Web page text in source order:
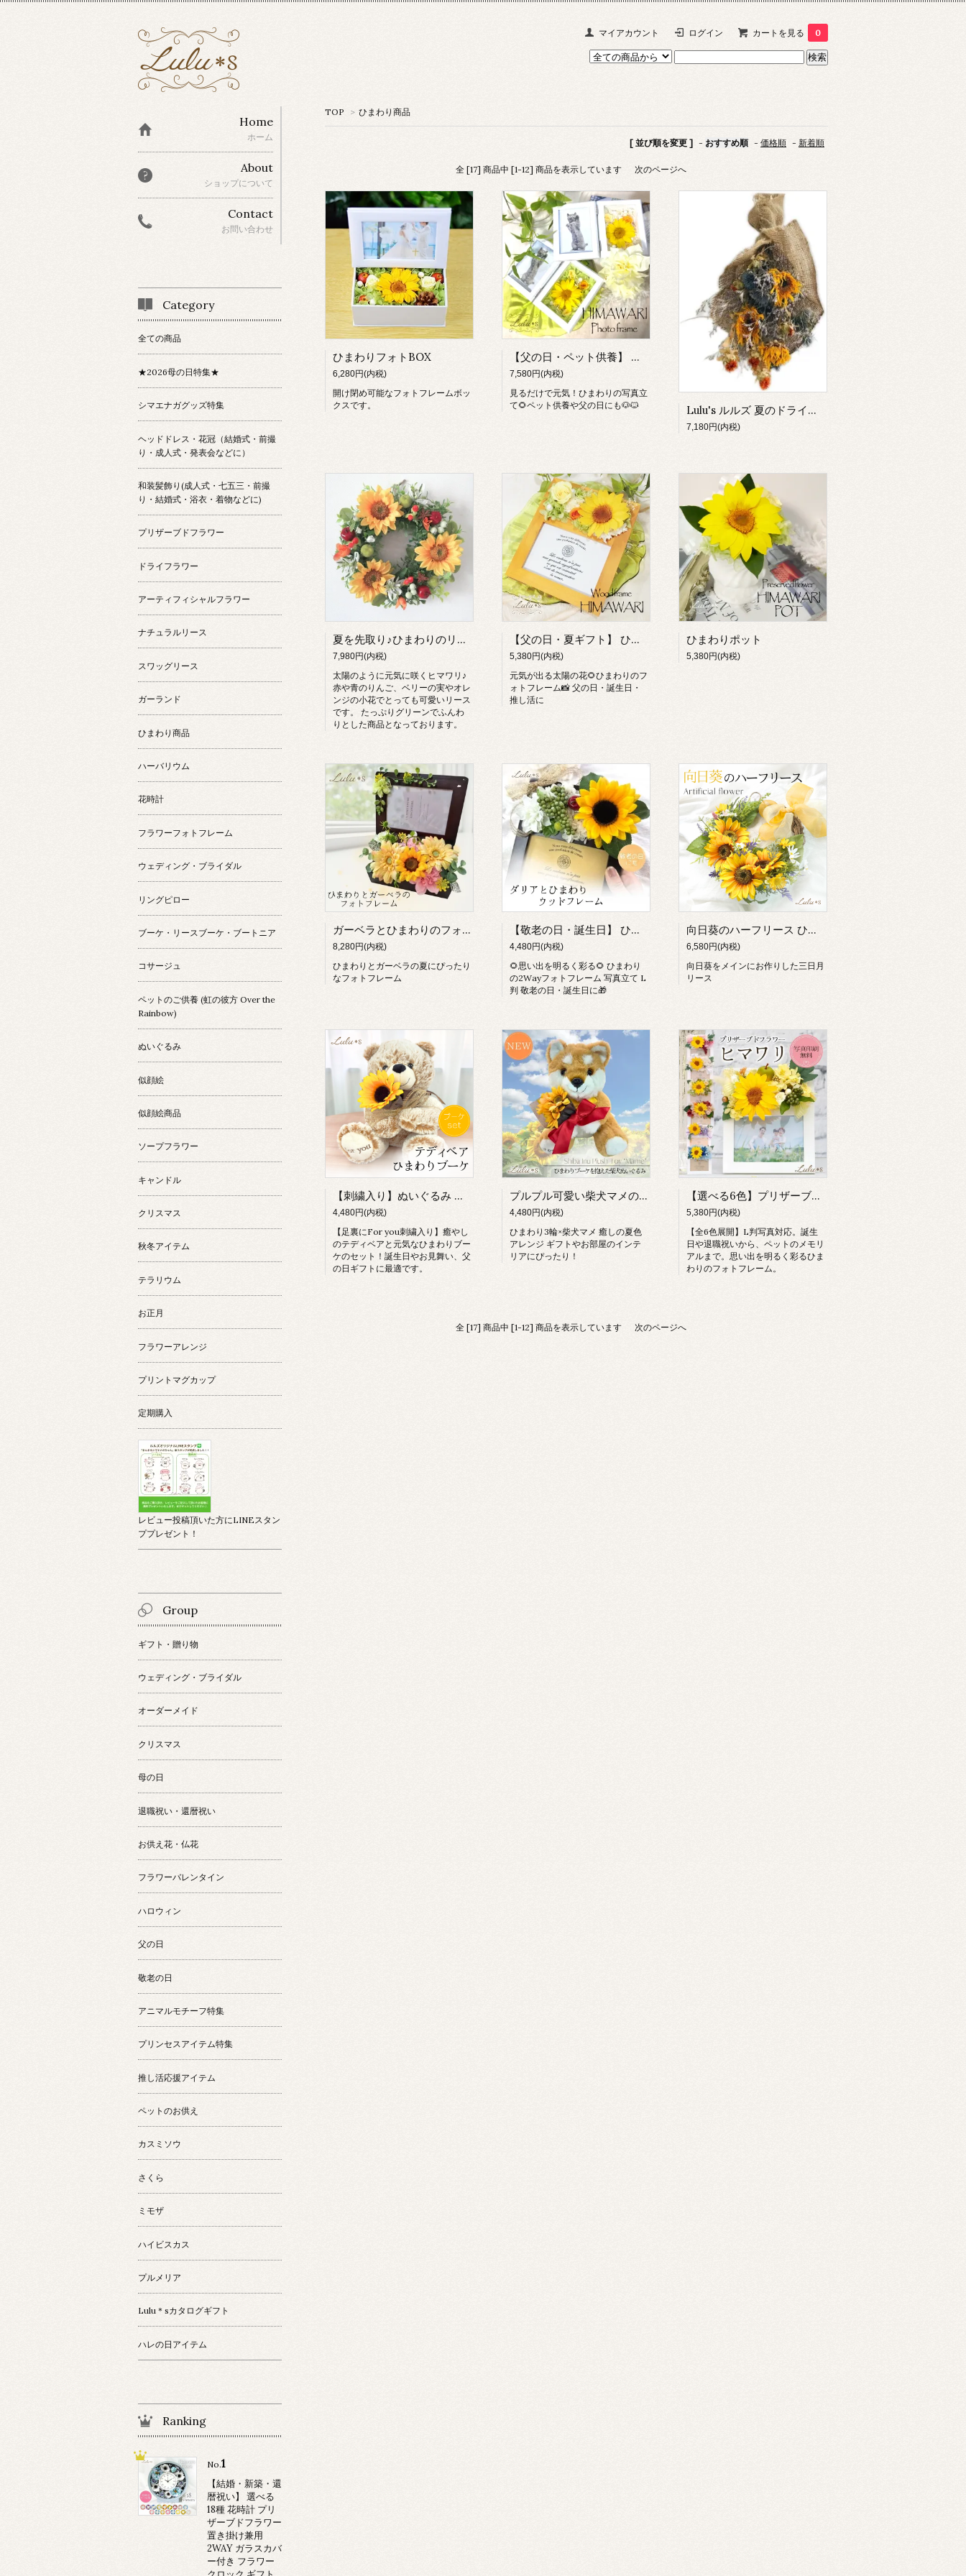
マイアカウント ログイン カートを見る 0
TOP > ひまわり商品
[ 並び順を変更 ] - おすすめ順 - 価格順 - 新着順
全 [17] 商品中 [1-12] 商品を表示しています 次のページへ
ひまわりフォトBOX
6,280円(内税)
開け閉め可能なフォトフレームボッ
クスです。
【父の日・ペット供養】 プリザーブドフラワー ひまわり フォトフレーム 写真立て 向日葵 イエロー 結婚祝い ビタミンカラー お供え 仏花 犬 猫 メモリアル ギフト
7,580円(内税)
見るだけで元気！ひまわりの写真立
て🌻ペット供養や父の日にも🐶🐱
Lulu's ルルズ 夏のドライフラワースワッグ ひまわり スワッグリース サイズ:約50㎝ 夏のドライフラワースワッグ Lulu's-1823
7,180円(内税)
夏を先取り♪ひまわりのリース
7,980円(内税)
太陽のように元気に咲くヒマワリ♪
赤や青のりんご、ベリーの実やオレ
ンジの小花でとっても可愛いリース
です。 たっぷりグリーンでふんわ
りとした商品となっております。
【父の日・夏ギフト】 ひまわり フォトフレーム 写真立て プリザーブドフラワー 木製 L判 誕生日 プレゼント 敬老の日 お中元 暑中見舞い お供え ペット 遺影 メモリアル 花 ギフト
5,380円(内税)
元気が出る太陽の花🌻ひまわりのフ
ォトフレーム📸 父の日・誕生日・
推し活に
ひまわりポット
5,380円(内税)
ガーベラとひまわりのフォトフレーム アーティフィシャルフラワー 造花
8,280円(内税)
ひまわりとガーベラの夏にぴったり
なフォトフレーム
【敬老の日・誕生日】 ひまわり ダリア フォトフレーム 写真立て L判 2Way アーティフィシャルフラワー プリザーブドフラワー 夏 ギフト プレゼント 退職祝い 還暦 ペット お供え 孫 ルルズ
4,480円(内税)
🌻思い出を明るく彩る🌻 ひまわり
の2Wayフォトフレーム 写真立て L
判 敬老の日・誕生日に🎁
向日葵のハーフリース ひまわり 夏 アーティフィシャルフラワー ナチュラルリース ヒマワリ 向日葵 時計
6,580円(内税)
向日葵をメインにお作りした三日月
リース
【刺繍入り】ぬいぐるみ くま ひまわり ブーケ 造花 テディベア マックス 花束 アーティフィシャルフラワー メッセージ For you 父の日 誕生日 プレゼント 女性 子供 お見舞い 退職 ギフト
4,480円(内税)
【足裏にFor you刺繍入り】癒やし
のテディベアと元気なひまわりブー
ケのセット！誕生日やお見舞い、父
の日ギフトに最適です。
プルプル可愛い柴犬マメのぬいぐるみ付き ひまわりフラワーアレンジ ギフト 誕生日 プレゼント 雑貨 夏インテリア 動物モチーフ フラワーギフト 癒し
4,480円(内税)
ひまわり3輪×柴犬マメ 癒しの夏色
アレンジ ギフトやお部屋のインテ
リアにぴったり！
【選べる6色】プリザーブドフラワー ひまわり フォトフレーム 写真立て フルリール L判 木製 退職祝い 父の日 誕生日 結婚祝い 新築祝い 出産祝い お供え ペット メモリアル ギフト
5,380円(内税)
【全6色展開】L判写真対応。誕生
日や退職祝いから、ペットのメモリ
アルまで。思い出を明るく彩るひま
わりのフォトフレーム。
全 [17] 商品中 [1-12] 商品を表示しています 次のページへ
Home
ホーム
About
ショップについて
Contact
お問い合わせ
Category
全ての商品
★2026母の日特集★
シマエナガグッズ特集
ヘッドドレス・花冠（結婚式・前撮
り・成人式・発表会などに）
和装髪飾り(成人式・七五三・前撮
り・結婚式・浴衣・着物などに)
プリザーブドフラワー
ドライフラワー
アーティフィシャルフラワー
ナチュラルリース
スワッグリース
ガーランド
ひまわり商品
ハーバリウム
花時計
フラワーフォトフレーム
ウェディング・ブライダル
リングピロー
ブーケ・リースブーケ・ブートニア
コサージュ
ペットのご供養 (虹の彼方 Over the
Rainbow)
ぬいぐるみ
似顔絵
似顔絵商品
ソープフラワー
キャンドル
クリスマス
秋冬アイテム
テラリウム
お正月
フラワーアレンジ
プリントマグカップ
定期購入
レビュー投稿頂いた方にLINEスタン
ププレゼント！
Group
ギフト・贈り物
ウェディング・ブライダル
オーダーメイド
クリスマス
母の日
退職祝い・還暦祝い
お供え花・仏花
フラワーバレンタイン
ハロウィン
父の日
敬老の日
アニマルモチーフ特集
プリンセスアイテム特集
推し活応援アイテム
ペットのお供え
カスミソウ
さくら
ミモザ
ハイビスカス
プルメリア
Lulu＊sカタログギフト
ハレの日アイテム
Ranking
No.1
【結婚・新築・還
暦祝い】 選べる
18種 花時計 プリ
ザーブドフラワー
置き掛け兼用
2WAY ガラスカバ
ー付き フラワー